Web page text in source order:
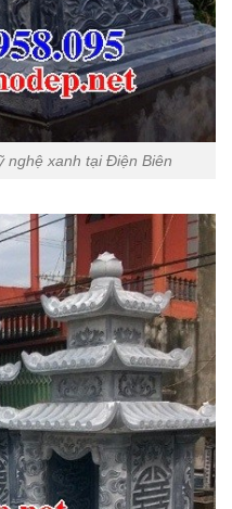
nghệ xanh tại Điện Biên